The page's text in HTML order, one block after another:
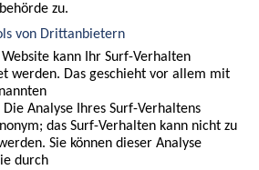
zu.
von Drittanbietern
kann Ihr Surf-Verhalten
werden. Das geschieht vor allem mit
Analyse Ihres Surf-Verhaltens
das Surf-Verhalten kann nicht zu
Sie können dieser Analyse
durch